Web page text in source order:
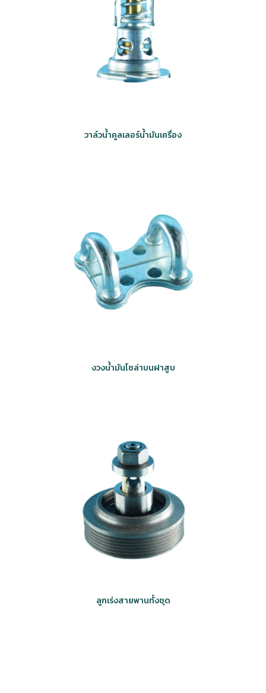
วาล์วน้ำคูลเลอร์น้ำมันเครื่อง
งวงน้ำมันโซล่าบนฝาสูบ
ลูกเร่งสายพานทั้งชุด